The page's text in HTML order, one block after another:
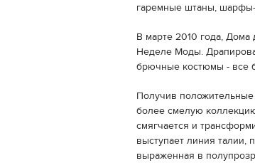
гаремные штаны, шарфы-
В марте 2010 года,
Неделе Моды.
брючные костюмы - все
Получив
более смелую
смягчается и
выступает линия талии,
выраженная в